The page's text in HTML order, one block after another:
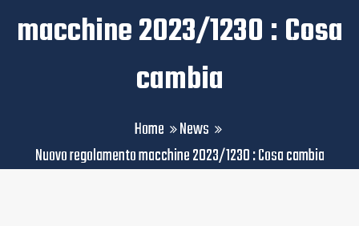
macchine 2023/1230 : Cosa
cambia
Home
News
Nuovo regolamento macchine 2023/1230 : Cosa cambia